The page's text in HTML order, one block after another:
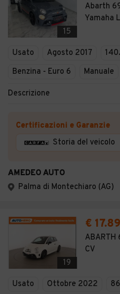
15
Abarth
Yamaha
Usato Agosto 2017
Benzina - Euro 6
Manuale
Descrizione
Certificazioni e Garanzie
Storia del veicolo
AMEDEO AUTO
Palma di Montechiaro (AG)
19
€
ABARTH
CV
Usato Ottobre 2022